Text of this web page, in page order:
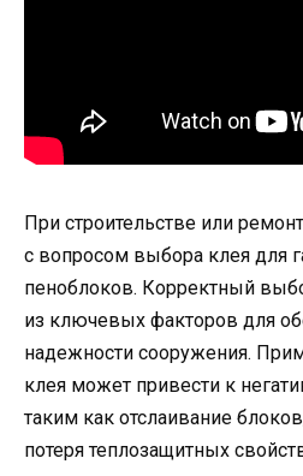
При строительстве или
с вопросом выбора клея для
пеноблоков. Корректный
из ключевых факторов для
надежности сооружения.
клея может привести к
таким как отслаивание
потеря теплозащитных